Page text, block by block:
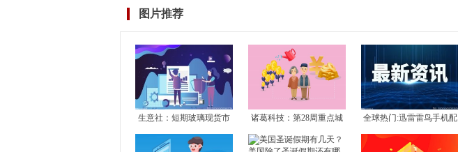
图片推荐
生意社：短期玻璃现货市
场震荡运行 关注玻璃产能
诸葛科技：第28周重点城
市成交止升转降 北京新房
全球热门:迅雷雷鸟手机配
置介绍 雷鸟手机好不好？